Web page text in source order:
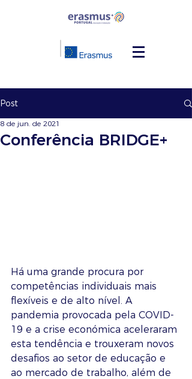
Post
Conferência BRIDGE+
8 de jun. de 2021
Há uma grande procura por
competências individuais mais
flexíveis e de alto nível. A
pandemia provocada pela COVID-
19 e a crise económica aceleraram
esta tendência e trouxeram novos
desafios ao setor de educação e
ao mercado de trabalho, além de